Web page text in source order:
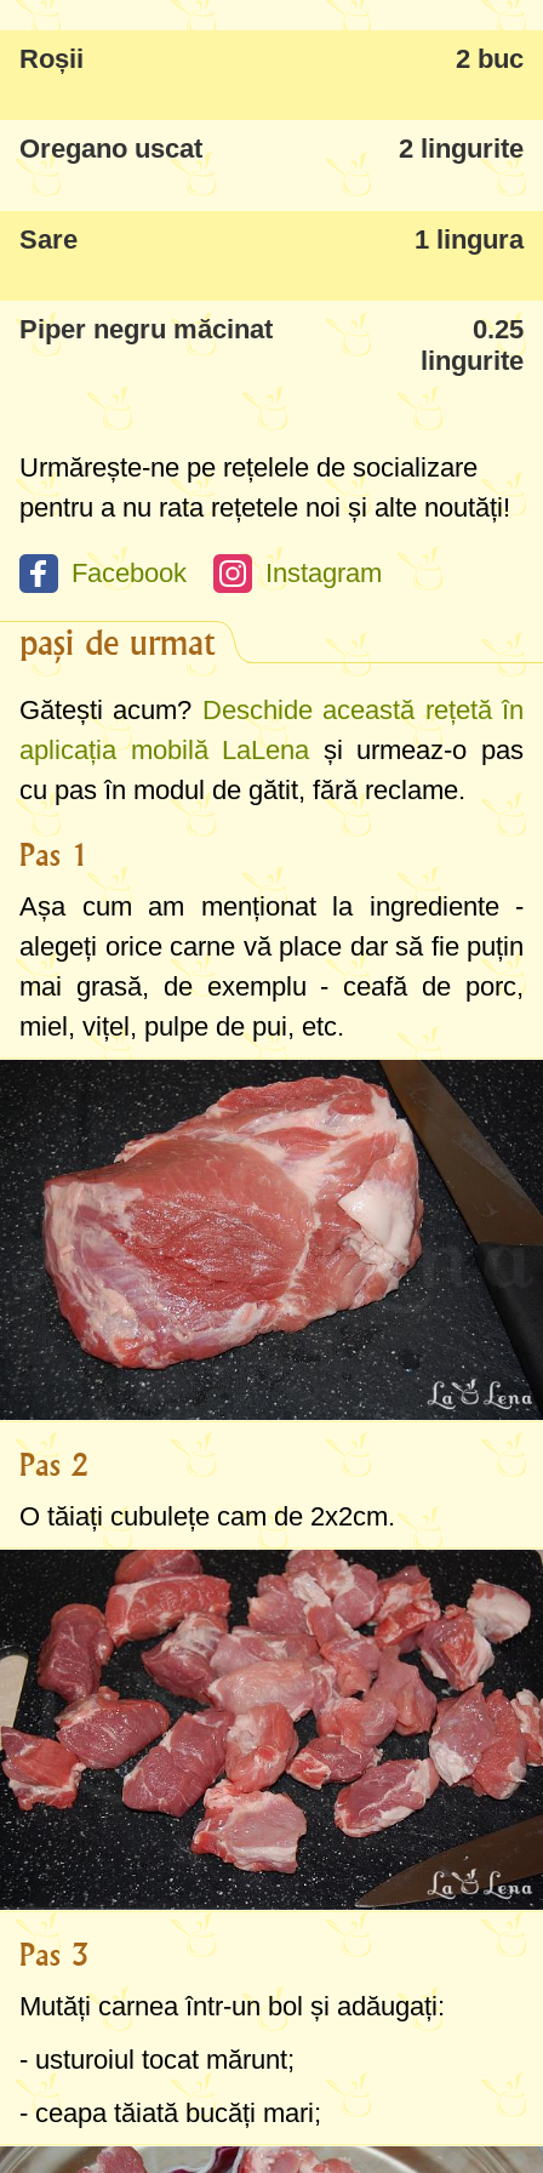
sunt servite, o ieșire din rutină și intrigă -
de fapt o banală friptură cu carne și cartofi
dar amețită cu arome grecești și servită
mai altfel.
Roșii 2 buc
Oregano uscat 2 lingurite
Sare 1 lingura
Piper negru măcinat
0.25
lingurite
Urmărește-ne pe rețelele de socializare
pentru a nu rata rețetele noi și alte noutăți!
Facebook Instagram
pași de urmat
Gătești acum? Deschide această rețetă în
aplicația mobilă LaLena și urmeaz-o pas
cu pas în modul de gătit, fără reclame.
Pas 1
Așa cum am menționat la ingrediente -
alegeți orice carne vă place dar să fie puțin
mai grasă, de exemplu - ceafă de porc,
miel, vițel, pulpe de pui, etc.
Pas 2
O tăiați cubulețe cam de 2x2cm.
Pas 3
Mutăți carnea într-un bol și adăugați:
- usturoiul tocat mărunt;
- ceapa tăiată bucăți mari;